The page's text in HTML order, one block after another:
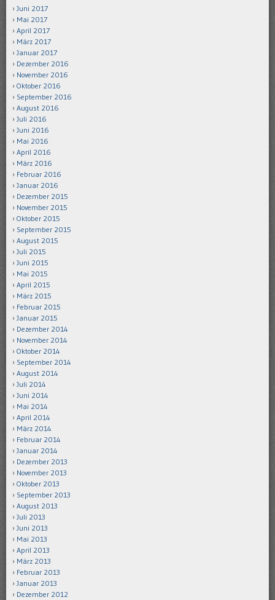
Juni 2017
Mai 2017
April 2017
März 2017
Januar 2017
Dezember 2016
November 2016
Oktober 2016
September 2016
August 2016
Juli 2016
Juni 2016
Mai 2016
April 2016
März 2016
Februar 2016
Januar 2016
Dezember 2015
November 2015
Oktober 2015
September 2015
August 2015
Juli 2015
Juni 2015
Mai 2015
April 2015
März 2015
Februar 2015
Januar 2015
Dezember 2014
November 2014
Oktober 2014
September 2014
August 2014
Juli 2014
Juni 2014
Mai 2014
April 2014
März 2014
Februar 2014
Januar 2014
Dezember 2013
November 2013
Oktober 2013
September 2013
August 2013
Juli 2013
Juni 2013
Mai 2013
April 2013
März 2013
Februar 2013
Januar 2013
Dezember 2012